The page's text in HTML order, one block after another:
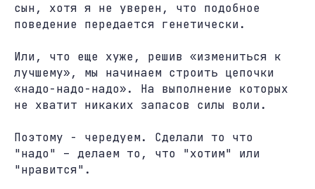
сын, хотя я не уверен, что подобное
поведение передается генетически.
Или, что еще хуже, решив «измениться к
лучшему», мы начинаем строить цепочки
«надо-надо-надо». На выполнение которых
не хватит никаких запасов силы воли.
Поэтому - чередуем. Сделали то что
"надо" – делаем то, что "хотим" или
"нравится".